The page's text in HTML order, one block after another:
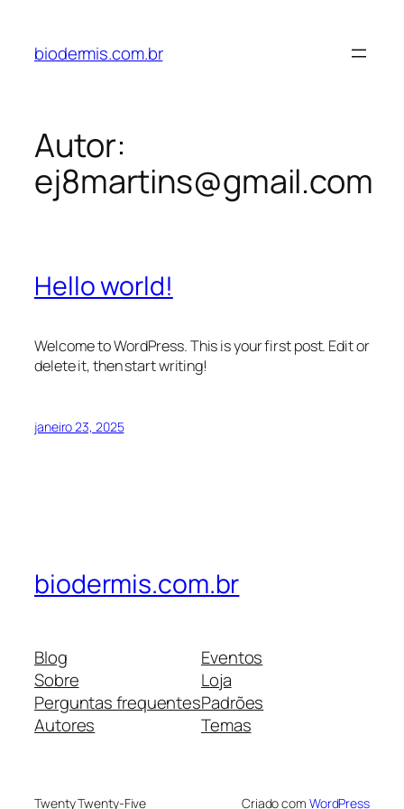
biodermis.com.br
Autor:
ej8martins@gmail.com
Hello world!
Welcome to WordPress. This is your first post. Edit or
delete it, then start writing!
janeiro 23, 2025
biodermis.com.br
Blog
Sobre
Perguntas frequentes
Autores
Eventos
Loja
Padrões
Temas
Twenty Twenty-Five Criado com WordPress